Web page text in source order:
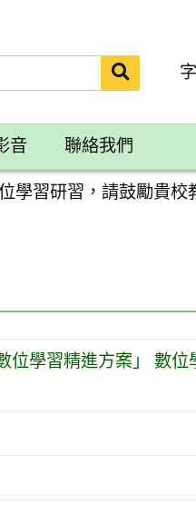
送出
音 聯絡我們
學習研習，請鼓勵貴
位學習精進方案」 數